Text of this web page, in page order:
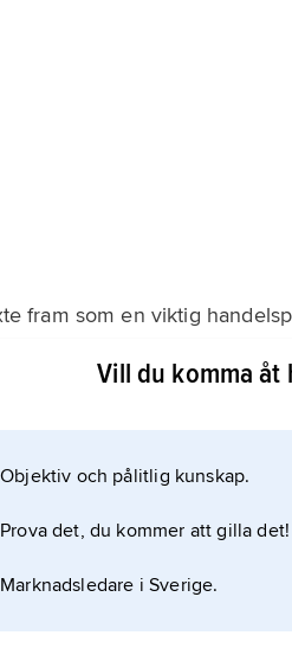
fram som en viktig
ett kulturellt och
i Halle på 1600-talet.
Vill du komma åt
Objektiv och pålitlig kunskap.
Prova det, du kommer att gilla det!
Marknadsledare i Sverige.